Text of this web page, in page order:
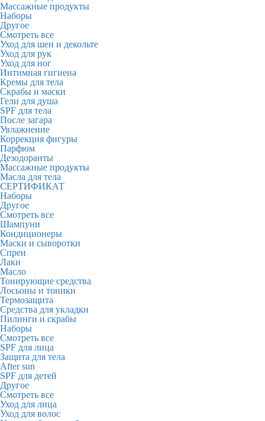
Массажные продукты
Наборы
Другое
Смотреть все
Уход для шеи и декольте
Уход для рук
Уход для ног
Интимная гигиена
Кремы для тела
Скрабы и маски
Гели для душа
SPF для тела
После загара
Увлажнение
Коррекция фигуры
Парфюм
Дезодоранты
Массажные продукты
Масла для тела
СЕРТИФИКАТ
Наборы
Другое
Смотреть все
Шампуни
Кондиционеры
Маски и сыворотки
Спреи
Лаки
Масло
Тонирующие средства
Лосьоны и тоники
Термозащита
Средства для укладки
Пилинги и скрабы
Наборы
Смотреть все
SPF для лица
Защита для тела
After sun
SPF для детей
Другое
Смотреть все
Уход для лица
Уход для волос